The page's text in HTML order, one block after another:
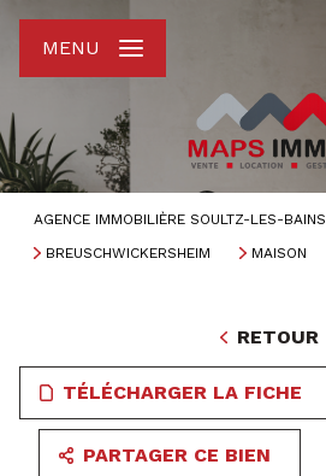
MENU
AGENCE IMMOBILIÈRE SOULTZ-LES-BAINS
BREUSCHWICKERSHEIM
MAISON
RETOUR
TÉLÉCHARGER LA FICHE
PARTAGER CE BIEN